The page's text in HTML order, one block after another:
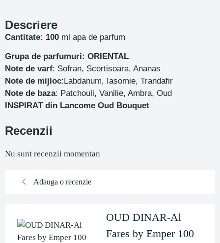
Descriere
Cantitate: 100 ml apa de parfum
Grupa de parfumuri: ORIENTAL
Note de varf: Sofran, Scortisoara, Ananas
Note de mijloc:Labdanum, Iasomie, Trandafir
Note de baza: Patchouli, Vanilie, Ambra, Oud
INSPIRAT din Lancome Oud Bouquet
Recenzii
Nu sunt recenzii momentan
Adauga o recenzie
OUD DINAR-Al
Fares by Emper 100